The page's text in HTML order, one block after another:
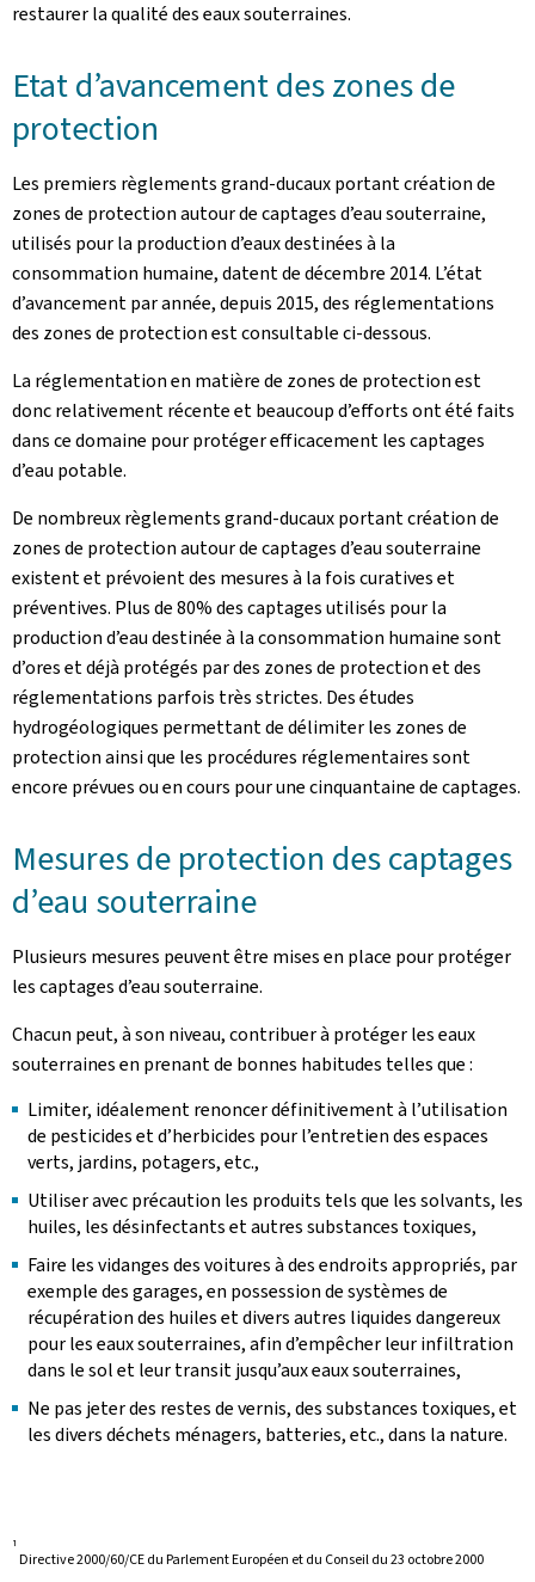
restaurer la qualité des eaux souterraines.
Etat d’avancement des zones de
protection
Les premiers règlements grand-ducaux portant création de
zones de protection autour de captages d’eau souterraine,
utilisés pour la production d’eaux destinées à la
consommation humaine, datent de décembre 2014. L’état
d’avancement par année, depuis 2015, des réglementations
des zones de protection est consultable ci-dessous.
La réglementation en matière de zones de protection est
donc relativement récente et beaucoup d’efforts ont été faits
dans ce domaine pour protéger efficacement les captages
d’eau potable.
De nombreux règlements grand-ducaux portant création de
zones de protection autour de captages d’eau souterraine
existent et prévoient des mesures à la fois curatives et
préventives. Plus de 80% des captages utilisés pour la
production d’eau destinée à la consommation humaine sont
d’ores et déjà protégés par des zones de protection et des
réglementations parfois très strictes. Des études
hydrogéologiques permettant de délimiter les zones de
protection ainsi que les procédures réglementaires sont
encore prévues ou en cours pour une cinquantaine de captages.
Mesures de protection des captages
d’eau souterraine
Plusieurs mesures peuvent être mises en place pour protéger
les captages d’eau souterraine.
Chacun peut, à son niveau, contribuer à protéger les eaux
souterraines en prenant de bonnes habitudes telles que :
Limiter, idéalement renoncer définitivement à l’utilisation
de pesticides et d’herbicides pour l’entretien des espaces
verts, jardins, potagers, etc.,
Utiliser avec précaution les produits tels que les solvants, les
huiles, les désinfectants et autres substances toxiques,
Faire les vidanges des voitures à des endroits appropriés, par
exemple des garages, en possession de systèmes de
récupération des huiles et divers autres liquides dangereux
pour les eaux souterraines, afin d’empêcher leur infiltration
dans le sol et leur transit jusqu’aux eaux souterraines,
Ne pas jeter des restes de vernis, des substances toxiques, et
les divers déchets ménagers, batteries, etc., dans la nature.
1
Directive 2000/60/CE du Parlement Européen et du Conseil du 23 octobre 2000